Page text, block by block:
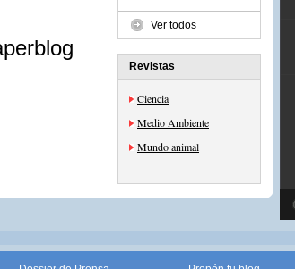
Ver todos
Revistas
Ciencia
Medio Ambiente
Mundo animal